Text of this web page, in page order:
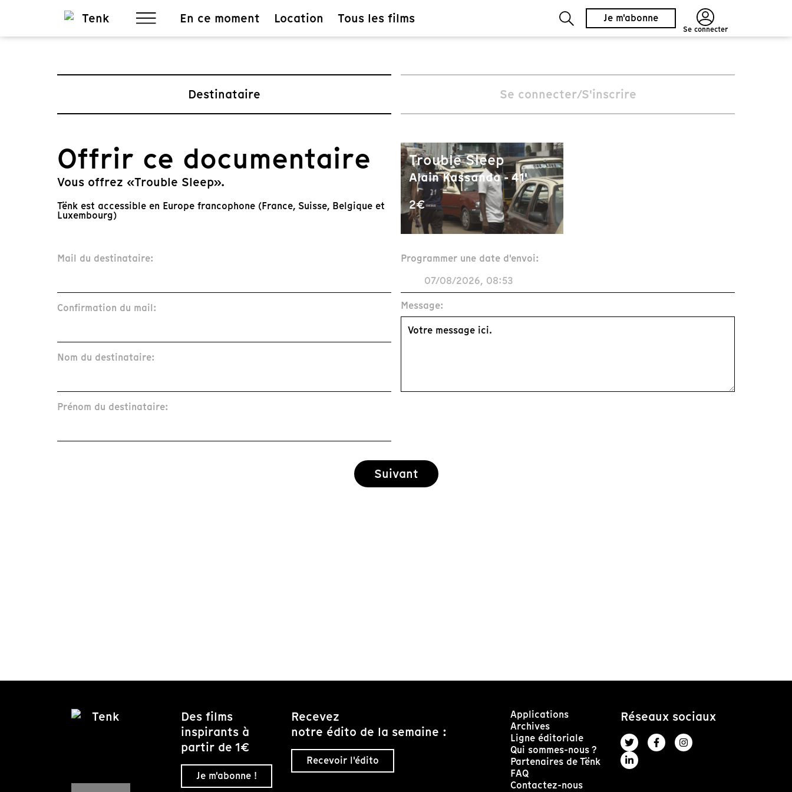
En ce moment Location Tous les films Je m'abonne
Se connecter
Destinataire Se connecter/S'inscrire
Offrir ce documentaire
Vous offrez «Trouble Sleep».
Tënk est accessible en Europe francophone (France, Suisse, Belgique et
Luxembourg)
Trouble Sleep
Alain Kassanda - 41'
2€
Mail du destinataire:
Confirmation du mail:
Nom du destinataire:
Prénom du destinataire:
Programmer une date d'envoi:
Message:
Suivant
Des films
inspirants à
partir de 1€
Je m'abonne !
Recevez
notre édito de la semaine :
Recevoir l'édito
Applications
Archives
Ligne éditoriale
Qui sommes-nous ?
Partenaires de Tënk
FAQ
Contactez-nous
Réseaux sociaux